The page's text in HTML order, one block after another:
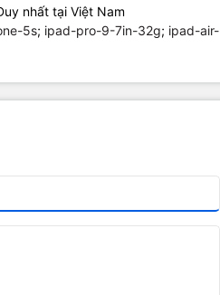
nhất tại Việt Nam
5s; ipad-pro-9-7in-32g; ipad-air-